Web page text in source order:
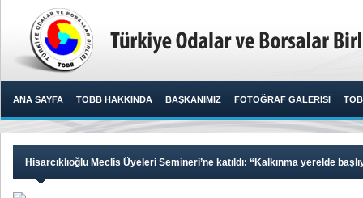
ANA SAYFA TOBB HAKKINDA BAŞKANIMIZ FOTOĞRAF GALERİSİ
Hisarcıklıoğlu Meclis Üyeleri Semineri’ne katıldı: “Kalkınma yerelde